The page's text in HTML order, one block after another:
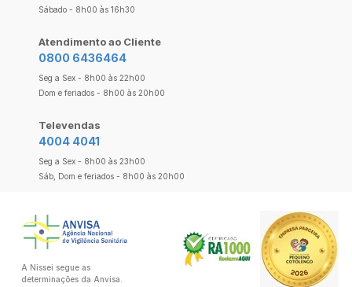
Sábado - 8h00 às 16h30
Atendimento ao Cliente
0800 6436464
Seg a Sex - 8h00 às 22h00
Dom e feriados - 8h00 às 20h00
Televendas
4004 4041
Seg a Sex - 8h00 às 23h00
Sáb, Dom e feriados - 8h00 às 20h00
A Nissei segue as
determinações da Anvisa.